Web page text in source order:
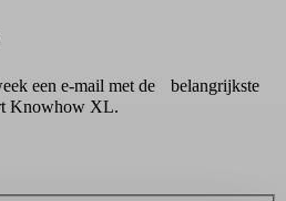
een e-mail met de belangrijkste
Knowhow XL.